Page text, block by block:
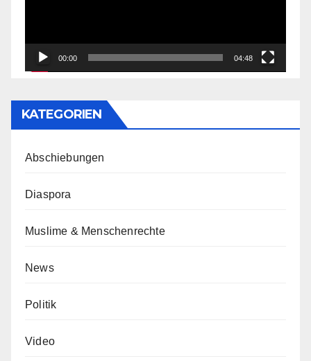
00:00 04:48
KATEGORIEN
Abschiebungen
Diaspora
Muslime & Menschenrechte
News
Politik
Video